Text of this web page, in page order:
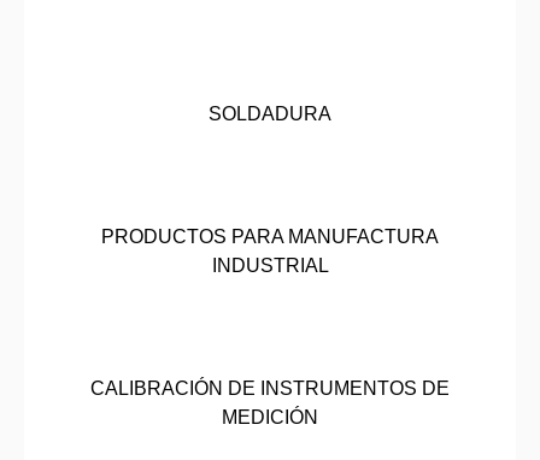
SOLDADURA
PRODUCTOS PARA MANUFACTURA
INDUSTRIAL
CALIBRACIÓN DE INSTRUMENTOS DE
MEDICIÓN